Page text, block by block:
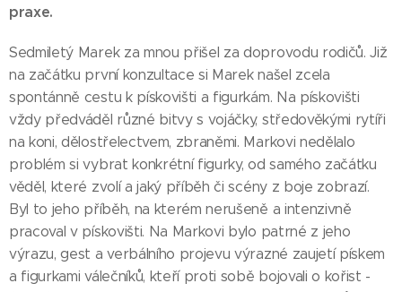
praxe.
Sedmiletý Marek za mnou přišel za doprovodu rodičů. Již
na začátku první konzultace si Marek našel zcela
spontánně cestu k pískovišti a figurkám. Na pískovišti
vždy předváděl různé bitvy s vojáčky, středověkými rytíři
na koni, dělostřelectvem, zbraněmi. Markovi nedělalo
problém si vybrat konkrétní figurky, od samého začátku
věděl, které zvolí a jaký příběh či scény z boje zobrazí.
Byl to jeho příběh, na kterém nerušeně a intenzivně
pracoval v pískovišti. Na Markovi bylo patrné z jeho
výrazu, gest a verbálního projevu výrazné zaujetí pískem
a figurkami válečníků, kteří proti sobě bojovali o kořist -